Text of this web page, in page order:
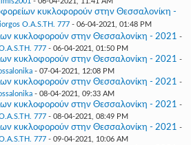
κυκλοφορούν στην Θεσσαλονίκη -
O.A.S.TH. 777- 06-04-2021, 01:48 PM
κυκλοφορούν στην Θεσσαλονίκη - 2021 -
777- 06-04-2021, 01:50 PM
κυκλοφορούν στην Θεσσαλονίκη - 2021 -
- 07-04-2021, 12:08 PM
κυκλοφορούν στην Θεσσαλονίκη - 2021 -
- 08-04-2021, 09:33 AM
κυκλοφορούν στην Θεσσαλονίκη - 2021 -
777- 08-04-2021, 08:49 PM
κυκλοφορούν στην Θεσσαλονίκη - 2021 -
777- 09-04-2021, 10:06 AM